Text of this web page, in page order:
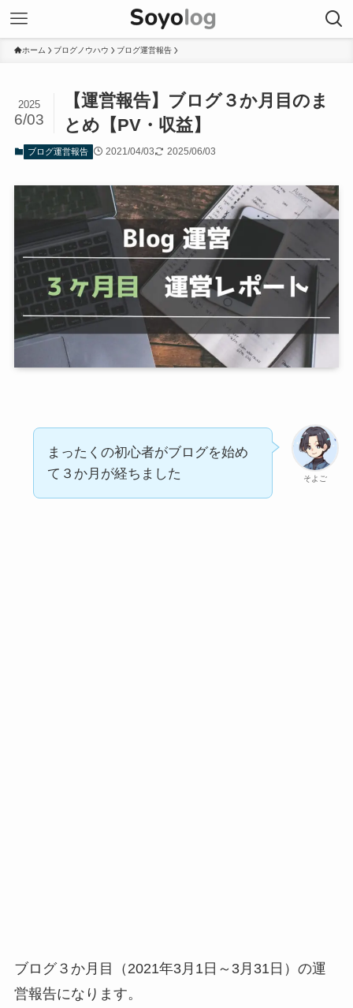
ホーム ブログノウハウ ブログ運営報告
【運営報告】ブログ３か月目のま
とめ【PV・収益】
2025
6/03
ブログ運営報告 2021/04/03 2025/06/03
そよご
まったくの初心者がブログを始め
て３か月が経ちました
ブログ３か月目（2021年3月1日～3月31日）の運
営報告になります。